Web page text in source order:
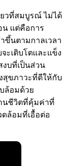
วที่สมบูรณ์ ไม่ได้
น แต่คือการ
ขึ้นตามกาลเวลา
ะเติบโตและแข็ง
บที่เป็นส่วน
สุขภาวะที่ดีให้กับ
ล้อมด้วย
นชีวิตที่คุ้มค่าที่
ล้อมที่เอื้อต่อ